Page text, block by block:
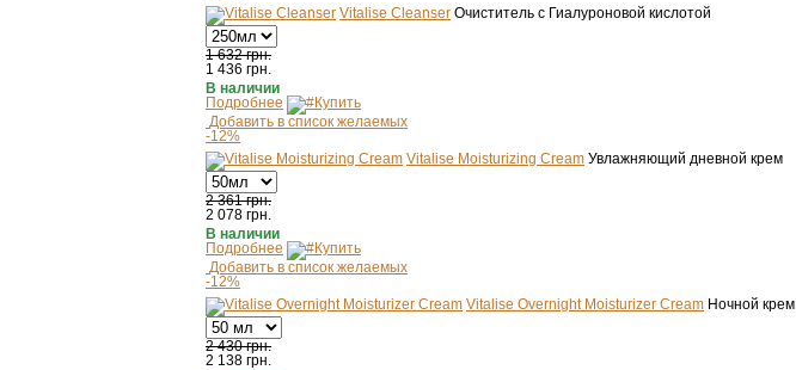
Vitalise Cleanser Очиститель с Гиалуроновой кислотой
1 632 грн.
1 436 грн.
В наличии
Подробнее
Купить
Добавить в список желаемых
-12%
Vitalise Moisturizing Cream Увлажняющий дневной крем
2 361 грн.
2 078 грн.
В наличии
Подробнее
Купить
Добавить в список желаемых
-12%
Vitalise Overnight Moisturizer Cream Ночной крем
2 430 грн.
2 138 грн.